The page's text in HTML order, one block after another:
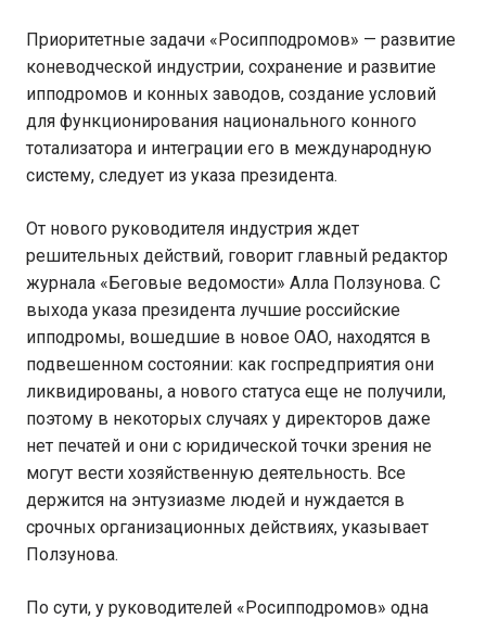
Приоритетные задачи «Росипподромов» — развитие
коневодческой индустрии, сохранение и развитие
ипподромов и конных заводов, создание условий
для функционирования национального конного
тотализатора и интеграции его в международную
систему, следует из указа президента.
От нового руководителя индустрия ждет
решительных действий, говорит главный редактор
журнала «Беговые ведомости» Алла Ползунова. С
выхода указа президента лучшие российские
ипподромы, вошедшие в новое ОАО, находятся в
подвешенном состоянии: как госпредприятия они
ликвидированы, а нового статуса еще не получили,
поэтому в некоторых случаях у директоров даже
нет печатей и они с юридической точки зрения не
могут вести хозяйственную деятельность. Все
держится на энтузиазме людей и нуждается в
срочных организационных действиях, указывает
Ползунова.
По сути, у руководителей «Росипподромов» одна